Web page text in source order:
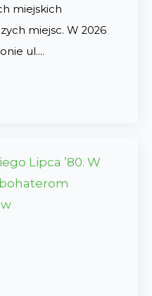
miejskich
miejsc. W 2026
ul.…